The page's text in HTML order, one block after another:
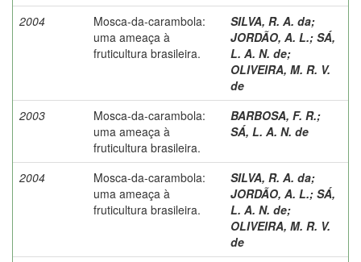
2004
Mosca-da-carambola:
uma ameaça à
fruticultura brasileira.
SILVA, R. A. da;
JORDÃO, A. L.; SÁ,
L. A. N. de;
OLIVEIRA, M. R. V.
de
2003
Mosca-da-carambola:
uma ameaça à
fruticultura brasileira.
BARBOSA, F. R.;
SÁ, L. A. N. de
2004
Mosca-da-carambola:
uma ameaça à
fruticultura brasileira.
SILVA, R. A. da;
JORDÃO, A. L.; SÁ,
L. A. N. de;
OLIVEIRA, M. R. V.
de